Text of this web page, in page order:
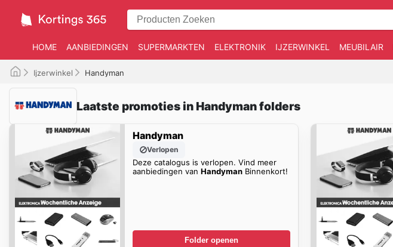
HOME AANBIEDINGEN SUPERMARKTEN ELEKTRONIK IJZERWINKEL MEUBILAIR
Ijzerwinkel Handyman
Laatste promoties in Handyman folders
Handyman
Verlopen
Deze catalogus is verlopen. Vind meer
aanbiedingen van HandymanBinnenkort!
Folder openen